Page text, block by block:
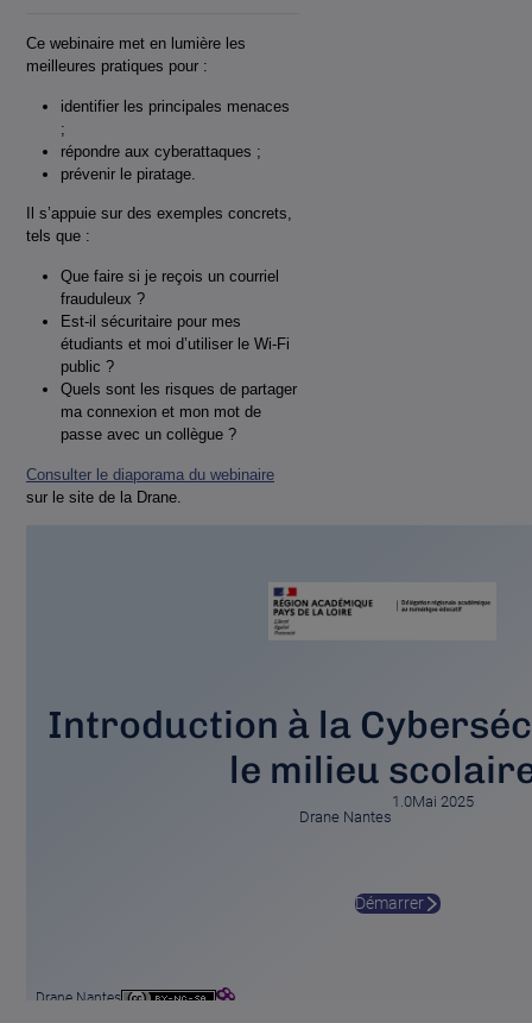
Ce webinaire met en lumière les
meilleures pratiques pour :
identifier les principales menaces
;
répondre aux cyberattaques ;
prévenir le piratage.
Il s’appuie sur des exemples concrets,
tels que :
Que faire si je reçois un courriel
frauduleux ?
Est-il sécuritaire pour mes
étudiants et moi d’utiliser le Wi-Fi
public ?
Quels sont les risques de partager
ma connexion et mon mot de
passe avec un collègue ?
Consulter le diaporama du webinaire
sur le site de la Drane.